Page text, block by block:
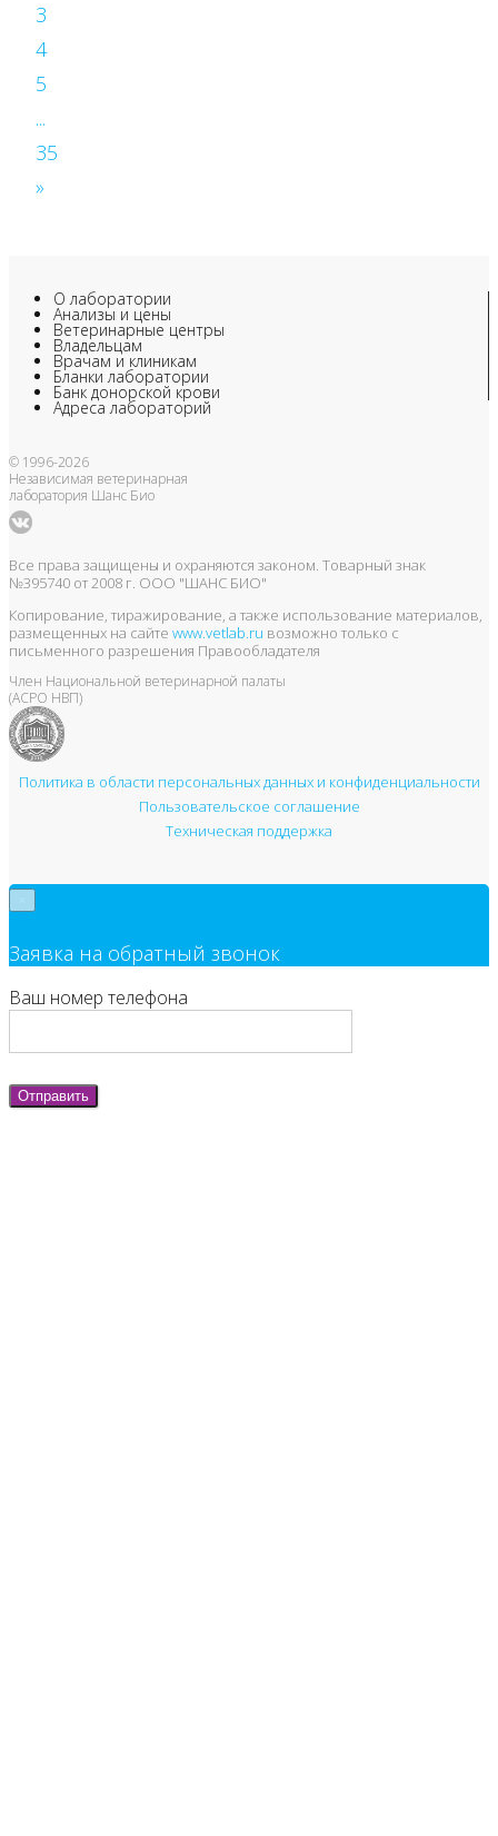
3
4
5
...
35
»
О лаборатории
Анализы и цены
Ветеринарные центры
Владельцам
Врачам и клиникам
Бланки лаборатории
Банк донорской крови
Адреса лабораторий
© 1996-2026
Независимая ветеринарная
лаборатория Шанс Био
Все права защищены и охраняются законом. Товарный знак
№395740 от 2008 г. ООО "ШАНС БИО"
Копирование, тиражирование, а также использование материалов,
размещенных на сайте www.vetlab.ru возможно только с
письменного разрешения Правообладателя
Член Национальной ветеринарной палаты
(АСРО НВП)
Политика в области персональных данных и конфиденциальности
Пользовательское соглашение
Техническая поддержка
Заявка на обратный звонок
Ваш номер телефона
Отправить